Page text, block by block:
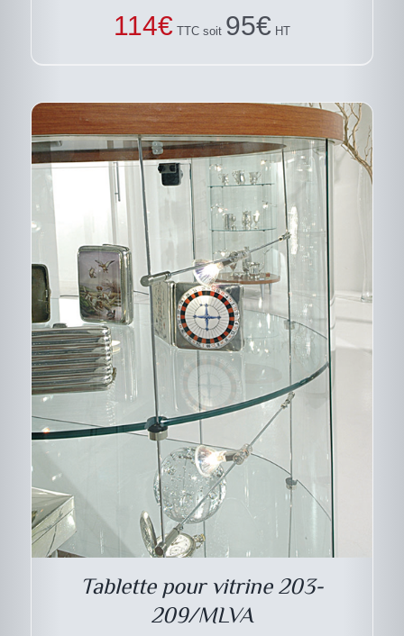
114€ TTC soit 95€ HT
Tablette pour vitrine 203-
209/MLVA
DESCRIPTIF DU
PRODUIT